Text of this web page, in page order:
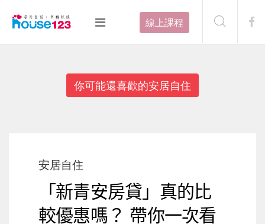
線上課程
你可能還喜歡的安居自住
安居自住
「新青安房貸」真的比
較優惠嗎？ 帶你一次看